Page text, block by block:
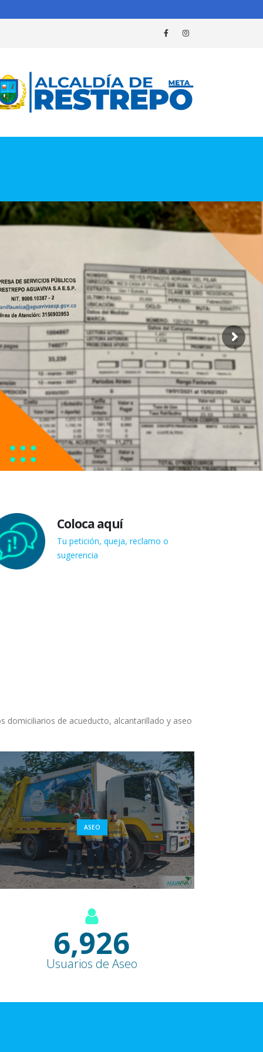
Coloca aquí
Tu petición, queja, reclamo o
sugerencia
domiciliarios de acueducto, alcantarillado y aseo
ASEO
9,100+
Usuarios de Aseo